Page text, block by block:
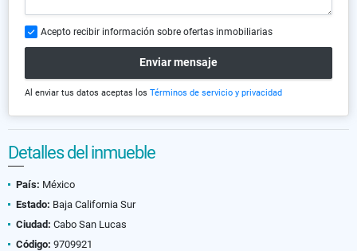
Acepto recibir información sobre ofertas inmobiliarias
Enviar mensaje
Al enviar tus datos aceptas los Términos de servicio y privacidad
Detalles del inmueble
País: México
Estado: Baja California Sur
Ciudad: Cabo San Lucas
Código: 9709921